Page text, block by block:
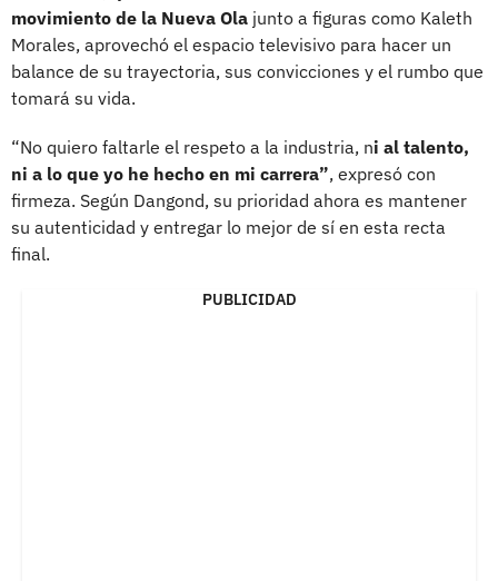
movimiento de la Nueva Ola junto a figuras como Kaleth
Morales, aprovechó el espacio televisivo para hacer un
balance de su trayectoria, sus convicciones y el rumbo que
tomará su vida.
“No quiero faltarle el respeto a la industria, ni al talento,
ni a lo que yo he hecho en mi carrera”, expresó con
firmeza. Según Dangond, su prioridad ahora es mantener
su autenticidad y entregar lo mejor de sí en esta recta
final.
PUBLICIDAD